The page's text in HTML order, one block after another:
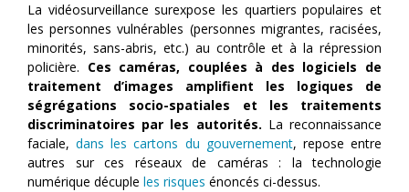
La vidéosurveillance surexpose les quartiers populaires et
les personnes vulnérables (personnes migrantes, racisées,
minorités, sans-abris, etc.) au contrôle et à la répression
policière. Ces caméras, couplées à des logiciels de
traitement d’images amplifient les logiques de
ségrégations socio-spatiales et les traitements
discriminatoires par les autorités. La reconnaissance
faciale, dans les cartons du gouvernement, repose entre
autres sur ces réseaux de caméras : la technologie
numérique décuple les risques énoncés ci-dessus.